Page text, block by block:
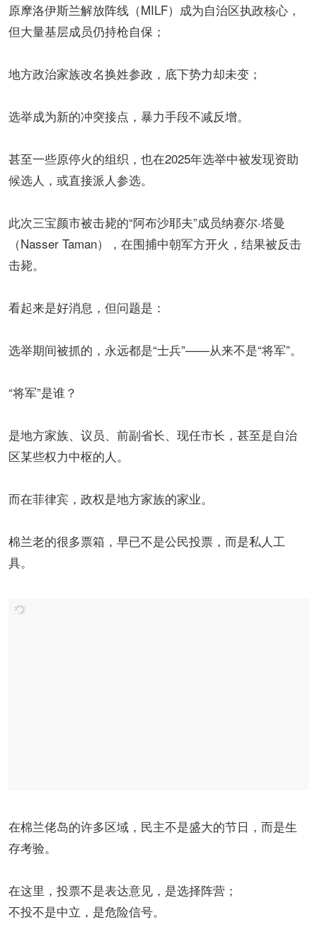
原摩洛伊斯兰解放阵线（MILF）成为自治区执政核心，
但大量基层成员仍持枪自保；
地方政治家族改名换姓参政，底下势力却未变；
选举成为新的冲突接点，暴力手段不减反增。
甚至一些原停火的组织，也在2025年选举中被发现资助
候选人，或直接派人参选。
此次三宝颜市被击毙的“阿布沙耶夫”成员纳赛尔·塔曼
（Nasser Taman），在围捕中朝军方开火，结果被反击
击毙。
看起来是好消息，但问题是：
选举期间被抓的，永远都是“士兵”——从来不是“将军”。
“将军”是谁？
是地方家族、议员、前副省长、现任市长，甚至是自治
区某些权力中枢的人。
而在菲律宾，政权是地方家族的家业。
棉兰老的很多票箱，早已不是公民投票，而是私人工
具。
在棉兰佬岛的许多区域，民主不是盛大的节日，而是生
存考验。
在这里，投票不是表达意见，是选择阵营；
不投不是中立，是危险信号。